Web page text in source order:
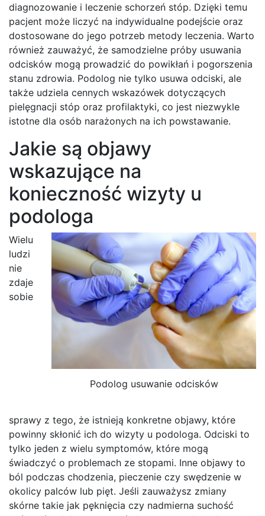
diagnozowanie i leczenie schorzeń stóp. Dzięki temu
pacjent może liczyć na indywidualne podejście oraz
dostosowane do jego potrzeb metody leczenia. Warto
również zauważyć, że samodzielne próby usuwania
odcisków mogą prowadzić do powikłań i pogorszenia
stanu zdrowia. Podolog nie tylko usuwa odciski, ale
także udziela cennych wskazówek dotyczących
pielęgnacji stóp oraz profilaktyki, co jest niezwykle
istotne dla osób narażonych na ich powstawanie.
Jakie są objawy
wskazujące na
konieczność wizyty u
podologa
Podolog usuwanie odcisków
Wielu
ludzi
nie
zdaje
sobie
sprawy z tego, że istnieją konkretne objawy, które
powinny skłonić ich do wizyty u podologa. Odciski to
tylko jeden z wielu symptomów, które mogą
świadczyć o problemach ze stopami. Inne objawy to
ból podczas chodzenia, pieczenie czy swędzenie w
okolicy palców lub pięt. Jeśli zauważysz zmiany
skórne takie jak pęknięcia czy nadmierna suchość